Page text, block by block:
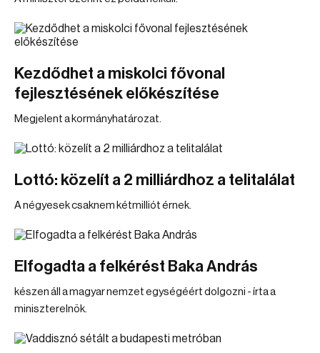
Kezdődhet a miskolci fővonal
fejlesztésének előkészítése
Megjelent a kormányhatározat.
Lottó: közelít a 2 milliárdhoz a telitalálat
A négyesek csaknem kétmilliót érnek.
Elfogadta a felkérést Baka András
készen áll a magyar nemzet egységéért dolgozni - írta a
miniszterelnök.